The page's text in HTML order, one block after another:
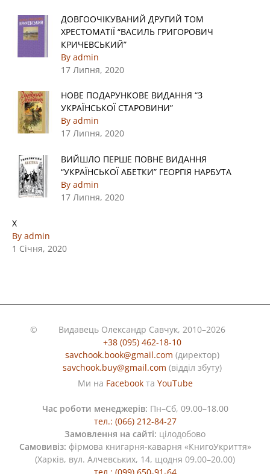
ДОВГООЧІКУВАНИЙ ДРУГИЙ ТОМ
ХРЕСТОМАТІЇ “ВАСИЛЬ ГРИГОРОВИЧ
КРИЧЕВСЬКИЙ”
By admin
17 Липня, 2020
НОВЕ ПОДАРУНКОВЕ ВИДАННЯ “З
УКРАЇНСЬКОЇ СТАРОВИНИ”
By admin
17 Липня, 2020
ВИЙШЛО ПЕРШЕ ПОВНЕ ВИДАННЯ
“УКРАЇНСЬКОЇ АБЕТКИ” ГЕОРГІЯ НАРБУТА
By admin
17 Липня, 2020
X
By admin
1 Січня, 2020
©
Видавець Олександр Савчук, 2010–2026
+38 (095) 462-18-10
savchook.book@gmail.com (директор)
savchook.buy@gmail.com (відділ збуту)
Ми на Facebookта YouTube
Час роботи менеджерів: Пн–Сб, 09.00–18.00
тел.: (066) 212-84-27
Замовлення на сайті: цілодобово
Самовивіз: фірмова книгарня-каварня «КнигоУкриття»
(Харків, вул. Алчевських, 14, щодня 09.00–20.00)